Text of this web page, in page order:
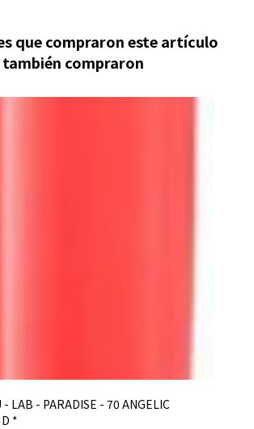
que compraron este artículo
también compraron
- LAB - PARADISE - 70 ANGELIC
*